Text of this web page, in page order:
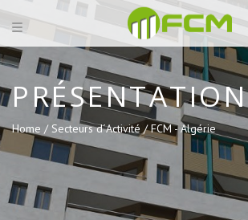
PRÉSENTATION
Home / Secteurs d´Activité /FCM - Algérie